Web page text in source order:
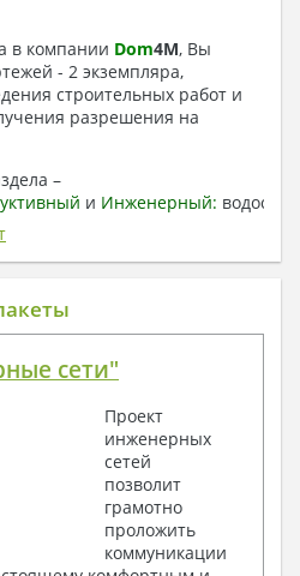
в компании Dom4M, Вы
- 2 экземпляра,
строительных работ и
разрешения на
–
и Инженерный:
за дополнительную
осей
планы с
конструкций
внешних отделок
– спецификация
– сечения и
сети"
Проект
инженерных
сетей
позволит
грамотно
проложить
коммуникации